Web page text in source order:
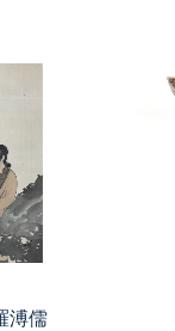
溥儒